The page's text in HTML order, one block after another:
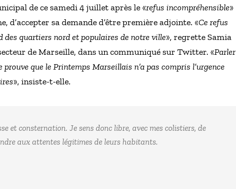
de ce samedi 4 juillet après le «refus incompréhensible»
d’accepter sa demande d’être première adjointe. «Ce refus
quartiers nord et populaires de notre ville», regrette Samia
de Marseille, dans un communiqué sur Twitter. «Parler
que le Printemps Marseillais n’a pas compris l’urgence
», insiste-t-elle.
et consternation. Je sens donc libre, avec mes colistiers, de
aux attentes légitimes de leurs habitants.